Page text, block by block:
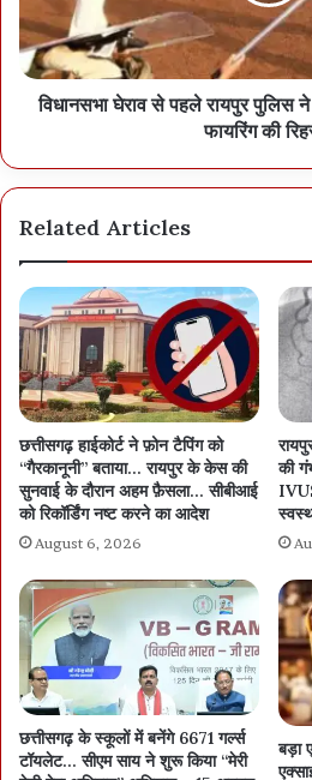
सचिव नियुक्त कर दिया गया है। उनकी जगह
करते हुए उन्हें स्टेट मार्केटिंग कार्पोरेशन का
आईएएस डोमन सिंह को बस्तर का कमिश्नर
बिलासपुर और सरगुजा के अपर आयुक्त का
मार्केटिंग कार्पोरेशन के महाप्रबंधन अभिषेक
पदस्थ कर दिया गया है।
विधानसभा घेराव से पहले रायपुर पुलिस ने
फायरिंग की
Related Articles
छत्तीसगढ़ हाईकोर्ट ने फ़ोन टैपिंग को
“गैरकानूनी” बताया… रायपुर के केस की
सुनवाई के दौरान अहम फ़ैसला… सीबीआई
को रिकॉर्डिंग नष्ट करने का आदेश
August 6, 2026
की
छत्तीसगढ़ के स्कूलों में बनेंगे 6671 गर्ल्स
टॉयलेट… सीएम साय ने शुरू किया “मेरी
बड़ा